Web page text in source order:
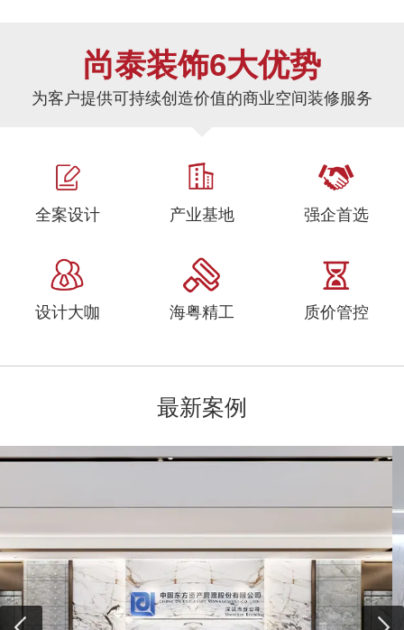
尚泰装饰6大优势
为客户提供可持续创造价值的商业空间装修服务
全案设计 产业基地 强企首选
设计大咖 海粤精工 质价管控
最新案例